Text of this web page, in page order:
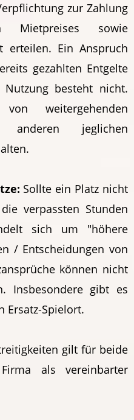
zur Zahlung
Mietpreises sowie
erteilen. Ein Anspruch
gezahlten Entgelte
besteht nicht.
weitergehenden
anderen jeglichen
Sollte ein Platz nicht
verpassten Stunden
sich um "höhere
/ Entscheidungen von
können nicht
Insbesondere gibt es
Ersatz-Spielort.
gilt für beide
als vereinbarter